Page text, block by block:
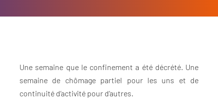
Une semaine que le confinement a été décrété. Une
semaine de chômage partiel pour les uns et de
continuité d’activité pour d’autres.